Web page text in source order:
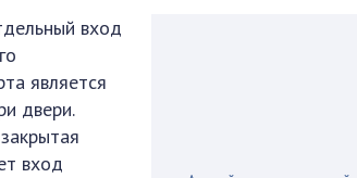
вход
является
двери.
вход